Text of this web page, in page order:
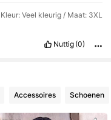
Kleur: Veel kleurig / Maat: 3XL
Nuttig (0)
Accessoires Schoenen